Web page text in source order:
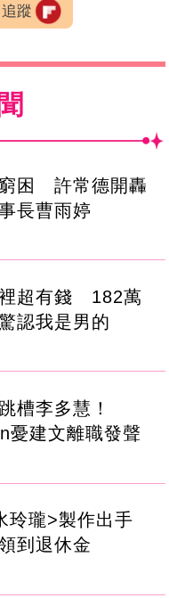
追蹤
困 許常德開轟
長曹雨婷
超有錢 182萬
認我是男的
槽李多慧！
憂建文離職發聲
玲瓏>製作出手
到退休金